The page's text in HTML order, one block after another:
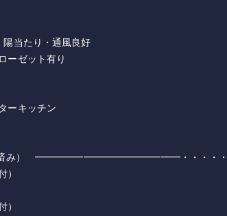
当たり・通風良好
ーゼット有り
ーキッチン
成済み） ━━━━━━━━━━━━━━━・・・・・
）
）